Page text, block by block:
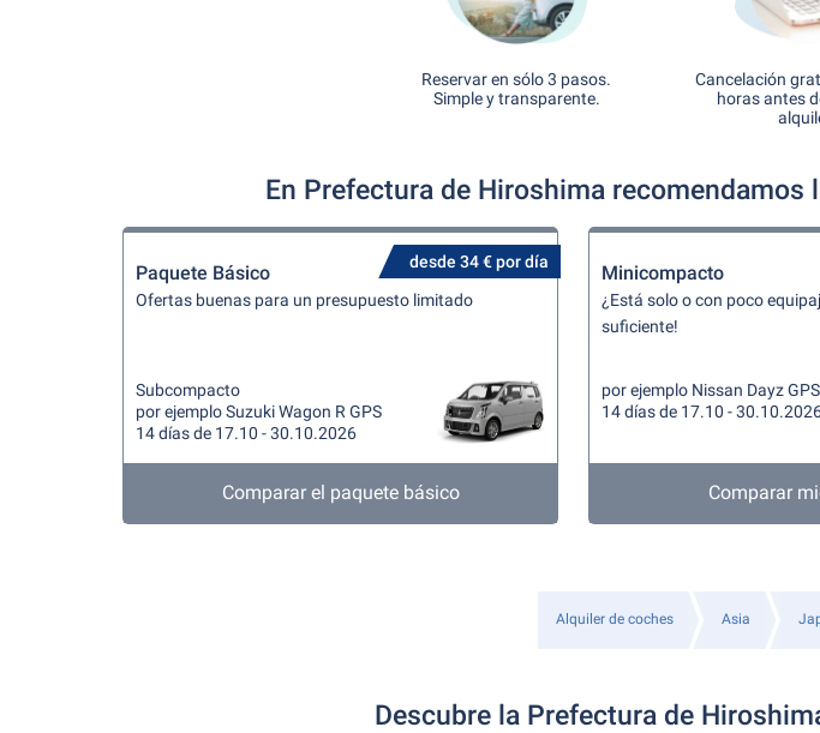
Reservar en sólo 3 pasos.
Simple y transparente.
Cancelación
horas antes
En Prefectura de Hiroshima
desde 34 € por día
Paquete Básico
Ofertas buenas para un presupuesto limitado
Subcompacto
por ejemplo Suzuki Wagon R GPS
14 días de 17.10 - 30.10.2026
Comparar el paquete básico
Minicompacto
¿Está solo o con poco
suficiente!
por ejemplo Nissan Dayz GPS
14 días de 17.10 -
Comparar
Alquiler de coches Asia
Descubre la Prefectura de